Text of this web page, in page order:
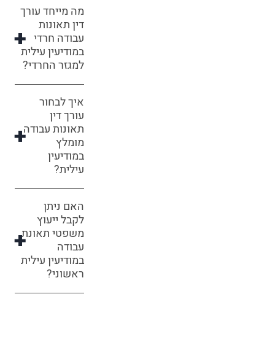
מה מייחד עורך
דין תאונות
עבודה חרדי
במודיעין עילית
למגזר החרדי?
איך לבחור
עורך דין
תאונות עבודה
מומלץ
במודיעין
עילית?
האם ניתן
לקבל ייעוץ
משפטי תאונת
עבודה
במודיעין עילית
ראשוני?